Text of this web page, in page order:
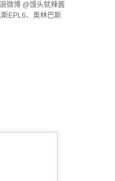
微博 @馒头就辣酱
EPL6、奥林巴斯